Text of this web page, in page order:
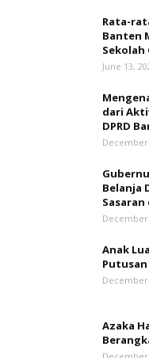
Rata-
Banten
Sekolah
June 13,
dari
DPRD
December
Belanja
December
Anak
December
Azaka